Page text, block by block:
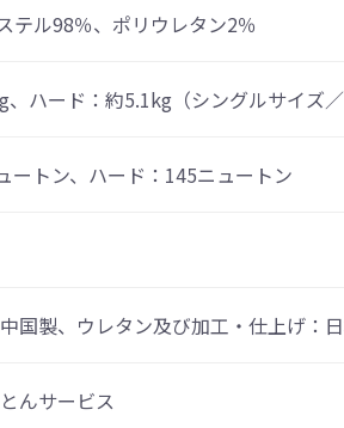
テル98％、ポリウレタン2％
ハード：約5.1kg（シングルサイズ
ートン、ハード：145ニュートン
国製、ウレタン及び加工・仕上げ：日
んサービス